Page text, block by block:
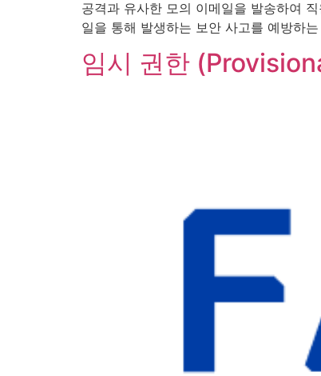
공격과 유사한 모의 이메일을 발송하여
일을 통해 발생하는 보안 사고를 예방하
임시 권한